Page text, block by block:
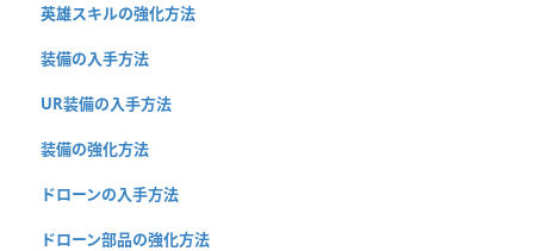
英雄スキルの強化方法
装備の入手方法
UR装備の入手方法
装備の強化方法
ドローンの入手方法
ドローン部品の強化方法